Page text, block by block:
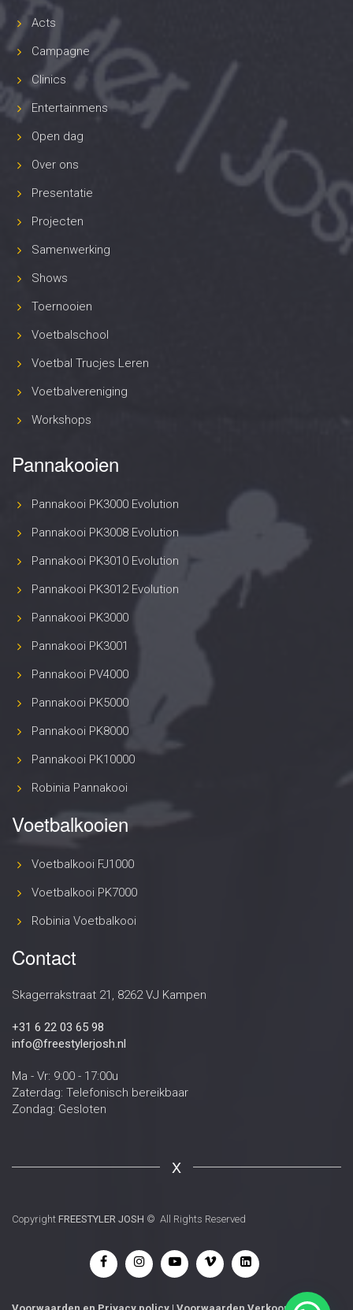
Acts
Campagne
Clinics
Entertainmens
Open dag
Over ons
Presentatie
Projecten
Samenwerking
Shows
Toernooien
Voetbalschool
Voetbal Trucjes Leren
Voetbalvereniging
Workshops
Pannakooien
Pannakooi PK3000 Evolution
Pannakooi PK3008 Evolution
Pannakooi PK3010 Evolution
Pannakooi PK3012 Evolution
Pannakooi PK3000
Pannakooi PK3001
Pannakooi PV4000
Pannakooi PK5000
Pannakooi PK8000
Pannakooi PK10000
Robinia Pannakooi
Voetbalkooien
Voetbalkooi FJ1000
Voetbalkooi PK7000
Robinia Voetbalkooi
Contact
Skagerrakstraat 21, 8262 VJ Kampen
+31 6 22 03 65 98
info@freestylerjosh.nl
Ma - Vr: 9:00 - 17:00u
Zaterdag: Telefonisch bereikbaar
Zondag: Gesloten
X
Copyright FREESTYLER JOSH © All Rights Reserved